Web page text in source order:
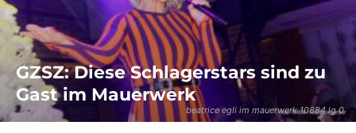
beatrice egli im mauerwerk 10884 lg 0
GZSZ: Diese Schlagerstars sind zu
Gast im Mauerwerk